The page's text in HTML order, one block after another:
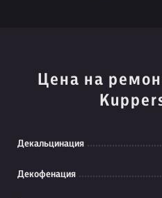
Цена на
Декальцинация
Декофенация